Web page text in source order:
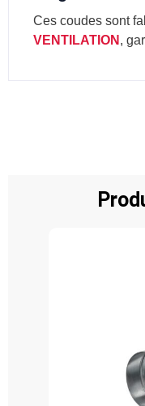
Ces coudes sont
VENTILATION ,